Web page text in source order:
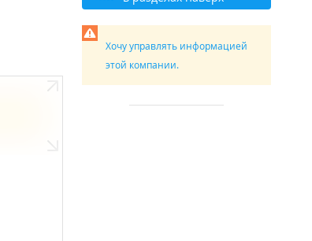
Хочу управлять информацией
этой компании.